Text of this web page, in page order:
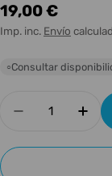
Precio
habitual
19,00 €
Imp. inc. Envío
○Consultar
Disminuir